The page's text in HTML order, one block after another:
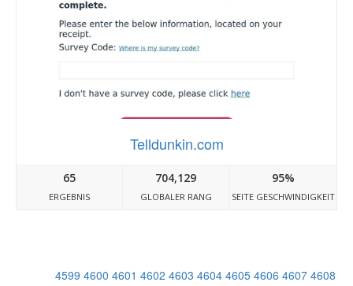
Telldunkin.com
65
ERGEBNIS
704,129
GLOBALER RANG
95%
SEITE GESCHWINDIGKEIT
4599 4600 4601 4602 4603 4604 4605 4606 4607 4608